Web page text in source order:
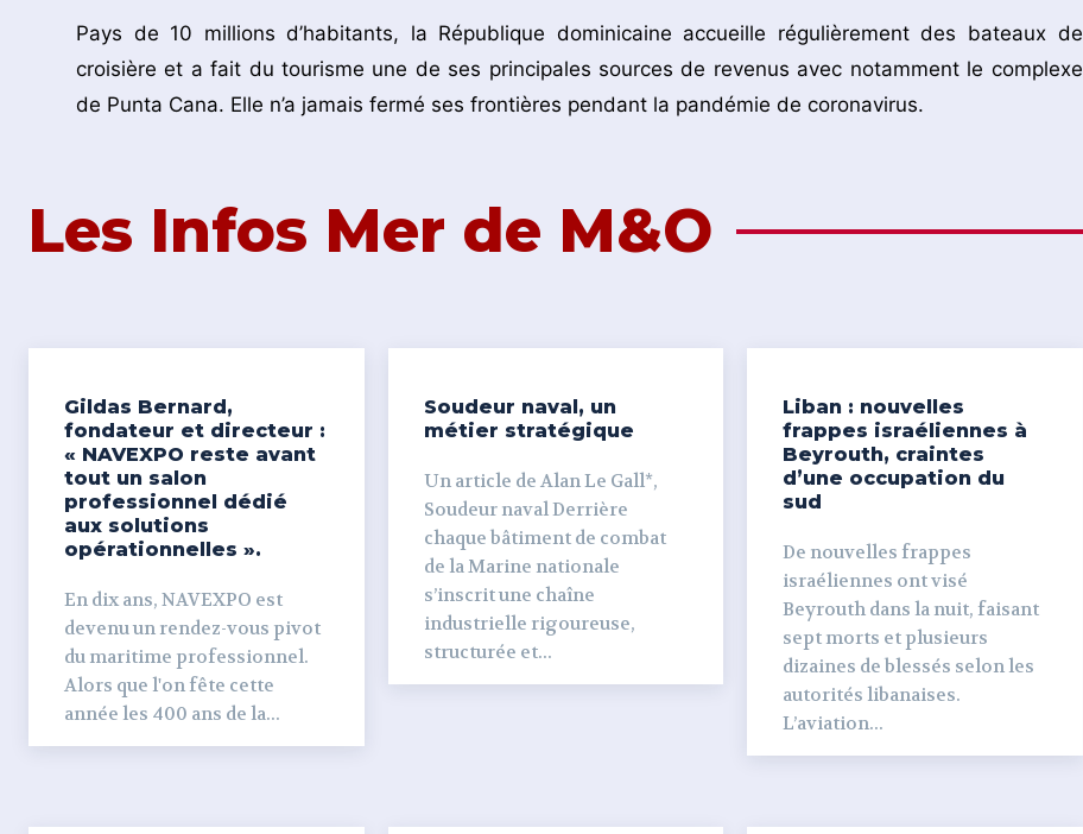
Pays de 10 millions d’habitants, la République dominicaine accueille régulièrement des bateaux de
croisière et a fait du tourisme une de ses principales sources de revenus avec notamment le complexe
de Punta Cana. Elle n’a jamais fermé ses frontières pendant la pandémie de coronavirus.
Les Infos Mer de M&O
Gildas Bernard,
fondateur et directeur :
« NAVEXPO reste avant
tout un salon
professionnel dédié
aux solutions
opérationnelles ».
En dix ans, NAVEXPO est
devenu un rendez-vous pivot
du maritime professionnel.
Alors que l'on fête cette
année les 400 ans de la...
Soudeur naval, un
métier stratégique
Un article de Alan Le Gall*,
Soudeur naval Derrière
chaque bâtiment de combat
de la Marine nationale
s’inscrit une chaîne
industrielle rigoureuse,
structurée et...
Liban : nouvelles
frappes israéliennes à
Beyrouth, craintes
d’une occupation du
sud
De nouvelles frappes
israéliennes ont visé
Beyrouth dans la nuit, faisant
sept morts et plusieurs
dizaines de blessés selon les
autorités libanaises.
L’aviation...